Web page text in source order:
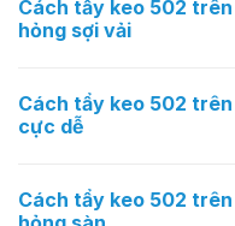
Cách tẩy keo 502
hỏng sợi vải
Cách tẩy keo 502
cực dễ
Cách tẩy keo 502